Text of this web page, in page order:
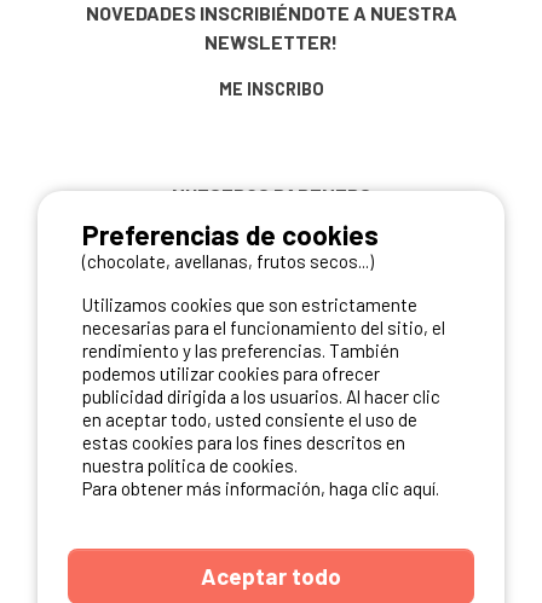
NOVEDADES INSCRIBIÉNDOTE A NUESTRA
NEWSLETTER!
ME INSCRIBO
NUESTROS PARTNERS
Preferencias de cookies
(chocolate, avellanas, frutos secos...)
Utilizamos cookies que son estrictamente
necesarias para el funcionamiento del sitio, el
rendimiento y las preferencias. También
podemos utilizar cookies para ofrecer
publicidad dirigida a los usuarios. Al hacer clic
en aceptar todo, usted consiente el uso de
estas cookies para los fines descritos en
nuestra política de cookies.
Para obtener más información, haga clic aquí.
Aceptar todo